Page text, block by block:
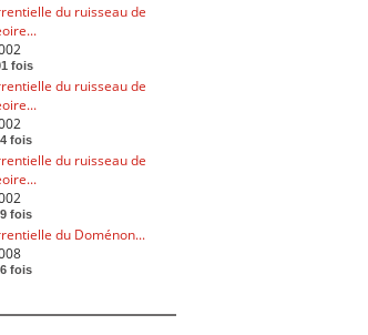
du ruisseau de
fois
du ruisseau de
fois
du ruisseau de
fois
du Doménon...
fois